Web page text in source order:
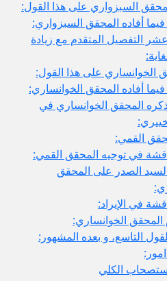
السبزواري على هذا القول:
أفاده المحقق السبزواري:
التفصيل المتقدم مع زيادة
الخوانساري على هذا القول:
أفاده المحقق الخوانساري:
المحقق الخوانساري في
القمي:
في توجيه المحقق القمي:
الصدر على المحقق
في الإيراد:
الخوانساري:
التاسع، و بعده المشهور:
الكلي